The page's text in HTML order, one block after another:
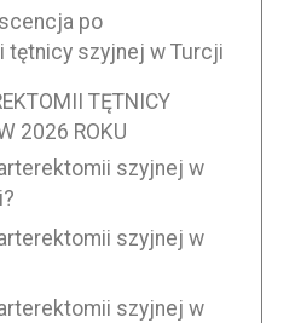
po
tętnicy szyjnej w Turcji
TĘTNICY
2026 ROKU
szyjnej w
szyjnej w
szyjnej w